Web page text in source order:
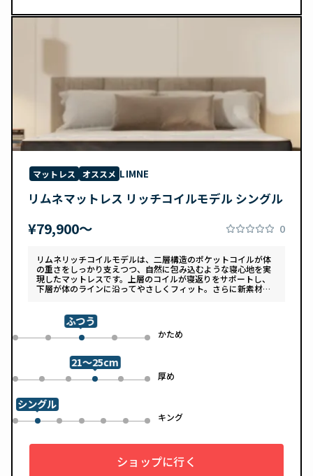
マットレス オススメ LIMNE
リムネマットレス リッチコイルモデル シングル
¥79,900〜 0
リムネリッチコイルモデルは、二層構造のポケットコイルが体
の重さをしっかり支えつつ、自然に包み込むような寝心地を実
現したマットレスです。上層のコイルが寝返りをサポートし、
下層が体のラインに沿ってやさしくフィット。さらに新素材
ンで、カバーは自宅で洗濯可能。清潔さと快適さの両方を追求
した一枚です。
0 1 2
ふつう
3 かため
4
0 1 2 3
21～25cm
4 厚め
5
0 1
シングル
2 3 4 5 キング
6
ショップに行く